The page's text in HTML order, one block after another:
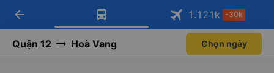
Tải app Vexere ngay!
Nhận ưu đãi thành viên độc
Mở app
Tải app Vexere
-30k/ghế khi đặt vé máy bay qua
Mở app
arrow_back 1.121 k -30k
Quận 12 Hoà Vang Chọn ngày